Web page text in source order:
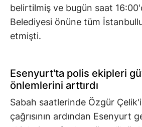
belirtilmiş ve bugün saat
Belediyesi önüne tüm
etmişti.
Esenyurt'ta polis ekipleri
önlemlerini arttırdı
Sabah saatlerinde Özgür
çağrısının ardından Esenyurt